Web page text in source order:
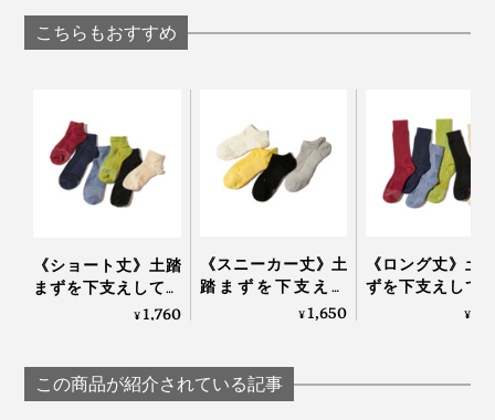
つうのコットン靴下と同じ感覚ではいてください。
｜SHOES VITAMIN
こちらもおすすめ
《ショート丈》土踏
まずを下支えして、
足底筋をサポートす
レッグ
¥1,760
《スニーカー丈》土
踏まずを下支えし
て、足底筋をサポー
コノレッグ
¥1,650
《ロング丈》土
ずを下支えして
底筋をサポート
¥
この商品が紹介されている記事